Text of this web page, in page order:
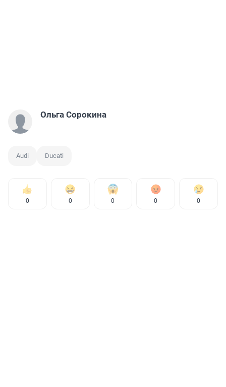
Ольга Сорокина
Audi Ducati
0 0 0 0 0